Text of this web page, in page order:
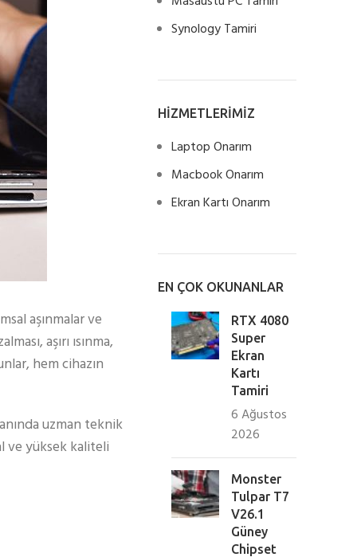
aşınmalar ve
aşırı ısınma,
hem cihazın
uzman teknik
ve yüksek kaliteli
Synology Tamiri
HİZMETLERİMİZ
Laptop Onarım
Macbook Onarım
Ekran Kartı Onarım
EN ÇOK OKUNANLAR
RTX 4080
Super
Ekran
Kartı
Tamiri
6 Ağustos
2026
Monster
Tulpar T7
V26.1
Güney
Chipset